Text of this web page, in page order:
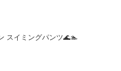
スイミングパンツ🌊🏊